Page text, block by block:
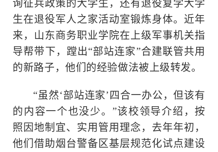
询征兵政策的大学生，还有退役复学大学
生在退役军人之家活动室锻炼身体。近年
来，山东商务职业学院在上级军事机关指
导帮带下，蹚出“部站连家”合建联管共用
的新路子，他们的经验做法被上级转发。
“虽然‘部站连家’四合一办公，但该有
的内容一个也没少。”该校领导介绍，按
照因地制宜、实用管用理念，去年年初，
他们借助烟台警备区基层规范化试点建设